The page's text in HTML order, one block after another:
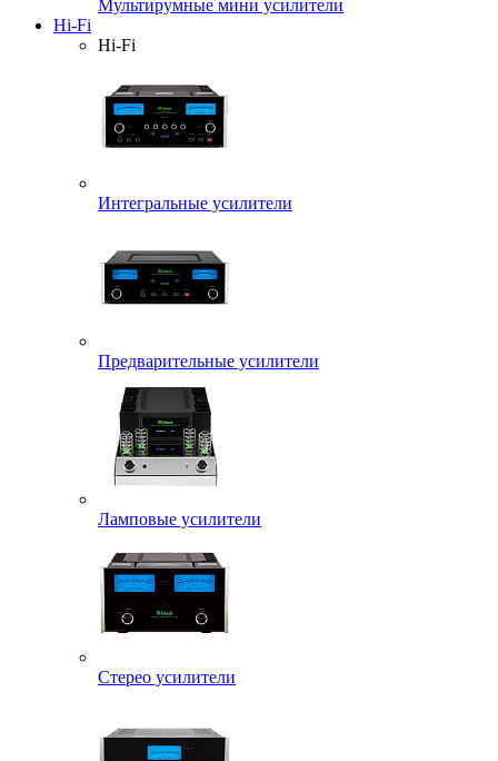
Мультирумные мини усилители
Hi-Fi
Hi-Fi
Интегральные усилители
Предварительные усилители
Ламповые усилители
Стерео усилители